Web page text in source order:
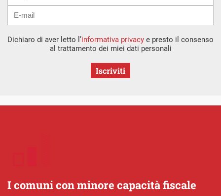
Dichiaro di aver letto l’informativa privacy e presto il consenso
al trattamento dei miei dati personali
Iscriviti
I comuni con minore capacità fiscale